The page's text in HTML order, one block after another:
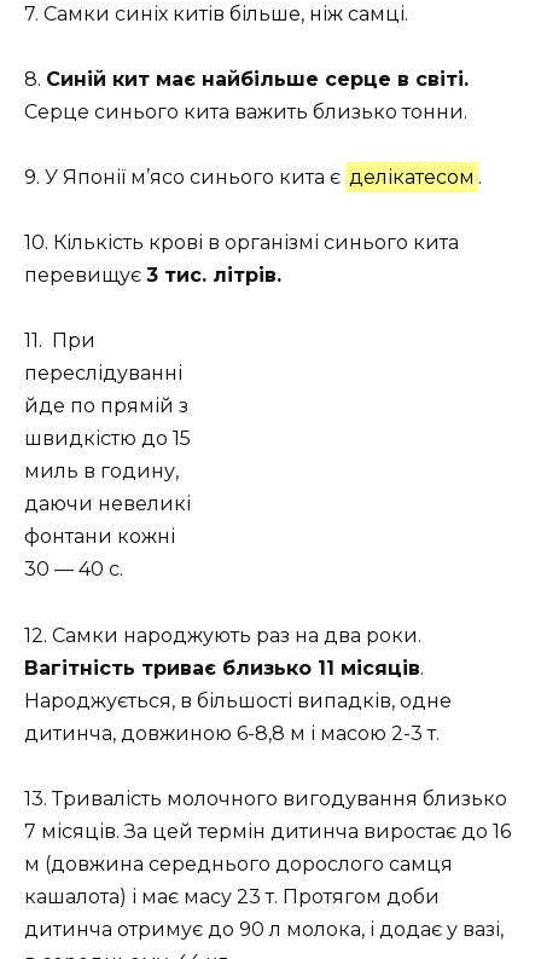
7. Самки синіх китів більше, ніж самці.
8. Синій кит має найбільше серце в світі.
Серце синього кита важить близько тонни.
9. У Японії м’ясо синього кита є делікатесом .
10. Кількість крові в організмі синього кита
перевищує 3 тис. літрів.
11. При
переслідуванні
йде по прямій з
швидкістю до 15
миль в годину,
даючи невеликі
фонтани кожні
30 — 40 с.
12. Самки народжують раз на два роки.
Вагітність триває близько 11 місяців.
Народжується, в більшості випадків, одне
дитинча, довжиною 6-8,8 м і масою 2-3 т.
13. Тривалість молочного вигодування близько
7 місяців. За цей термін дитинча виростає до 16
м (довжина середнього дорослого самця
кашалота) і має масу 23 т. Протягом доби
дитинча отримує до 90 л молока, і додає у вазі,